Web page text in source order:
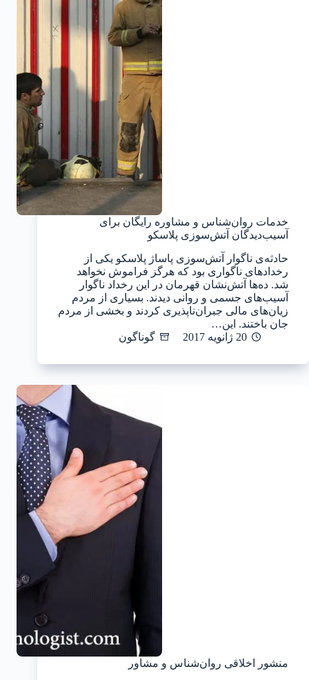
خدمات روان‌شناس و مشاوره رایگان برای
آسیب‌دیدگان آتش‌سوزی پلاسکو
حادثه‌ی ناگوار آتش‌سوزی پاساژ پلاسکو یکی از
رخدادهای ناگواری بود که هرگز فراموش نخواهد
شد. ده‌ها آتش‌نشان قهرمان در این رخداد ناگوار
آسیب‌های جسمی و روانی دیدند. بسیاری از مردم
زیان‌های مالی جبران‌ناپذیری کردند و بخشی از مردم
جان باختند. این…
20 ژانویه 2017
گوناگون
منشور اخلاقی روان‌شناس و مشاور